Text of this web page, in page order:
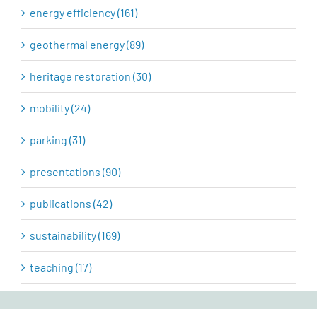
energy efficiency (161)
geothermal energy (89)
heritage restoration (30)
mobility (24)
parking (31)
presentations (90)
publications (42)
sustainability (169)
teaching (17)